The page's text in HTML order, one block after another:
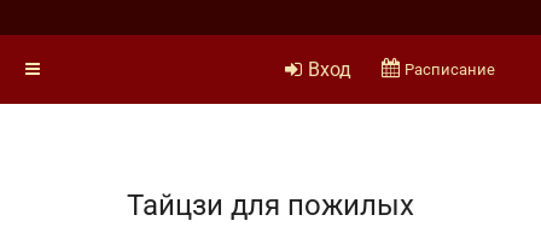
Вход Расписание
Тайцзи для пожилых